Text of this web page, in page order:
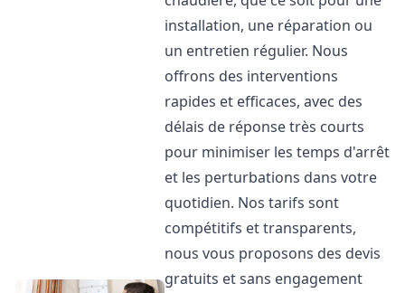
installation, une réparation ou
un entretien régulier. Nous
offrons des interventions
rapides et efficaces, avec des
délais de réponse très courts
pour minimiser les temps d'arrêt
et les perturbations dans votre
quotidien. Nos tarifs sont
compétitifs et transparents,
nous vous proposons des devis
gratuits et sans engagement